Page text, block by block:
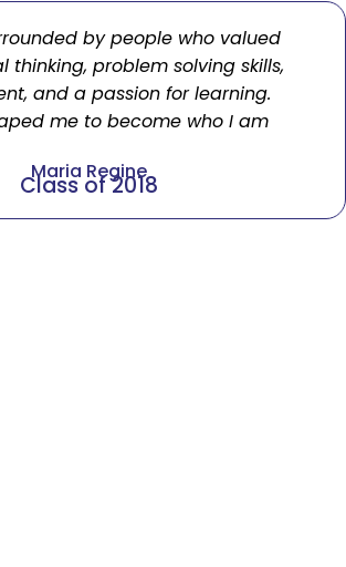
knowledge, SVP taught me
as professional research and
presentations, and
on stage. These skills are
academic and professional
have equipped me to face
Rafael Rivero